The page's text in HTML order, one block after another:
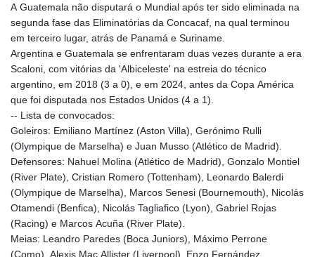
A Guatemala não disputará o Mundial após ter sido eliminada na
segunda fase das Eliminatórias da Concacaf, na qual terminou
em terceiro lugar, atrás de Panamá e Suriname.
Argentina e Guatemala se enfrentaram duas vezes durante a era
Scaloni, com vitórias da 'Albiceleste' na estreia do técnico
argentino, em 2018 (3 a 0), e em 2024, antes da Copa América
que foi disputada nos Estados Unidos (4 a 1).
-- Lista de convocados:
Goleiros: Emiliano Martínez (Aston Villa), Gerónimo Rulli
(Olympique de Marselha) e Juan Musso (Atlético de Madrid).
Defensores: Nahuel Molina (Atlético de Madrid), Gonzalo Montiel
(River Plate), Cristian Romero (Tottenham), Leonardo Balerdi
(Olympique de Marselha), Marcos Senesi (Bournemouth), Nicolás
Otamendi (Benfica), Nicolás Tagliafico (Lyon), Gabriel Rojas
(Racing) e Marcos Acuña (River Plate).
Meias: Leandro Paredes (Boca Juniors), Máximo Perrone
(Como), Alexis Mac Allister (Liverpool), Enzo Fernández